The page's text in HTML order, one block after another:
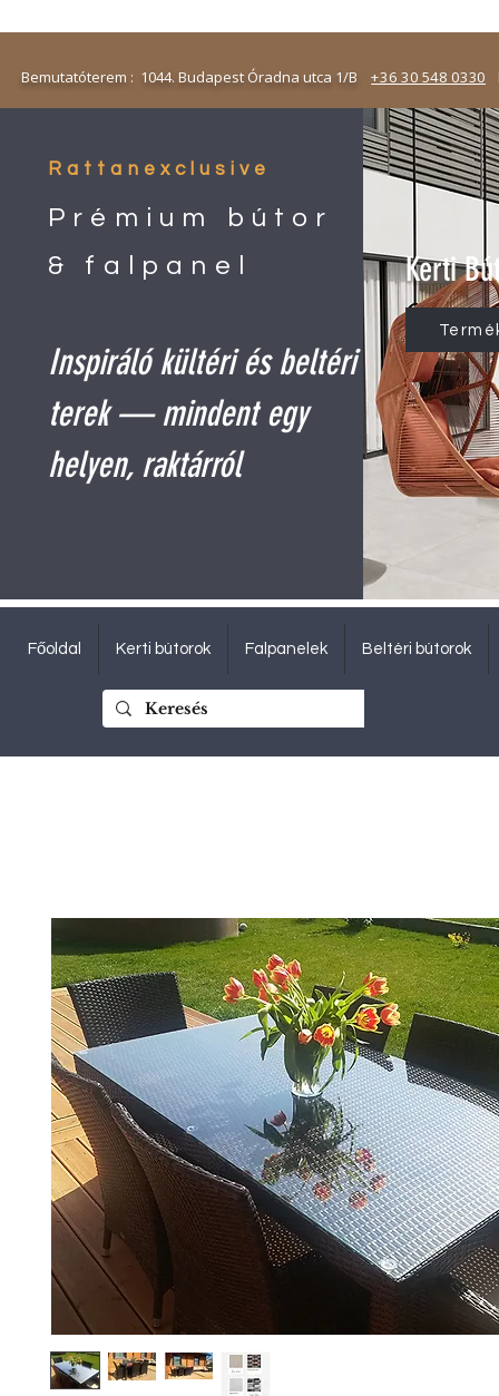
: 1044. Budapest Óradna utca 1/B+36 30 548 0330
Rattanexclusive
Prémium bútor
& falpanel
Inspiráló kültéri és beltéri
terek — mindent egy
helyen, raktárról
Kerti
Főoldal Kerti bútorok Falpanelek Beltéri bútorok